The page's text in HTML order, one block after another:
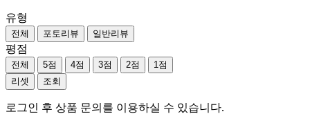
유형
전체 포토리뷰 일반리뷰
평점
전체 5점 4점 3점 2점
1점
리셋
조회
로그인 후 상품 문의를 이용하실 수 있습니다.